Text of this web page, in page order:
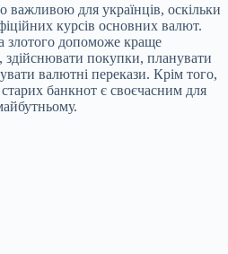
важливою для українців, оскільки
курсів основних валют.
злотого допоможе краще
здійснювати покупки, планувати
валютні перекази. Крім того,
банкнот є своєчасним для